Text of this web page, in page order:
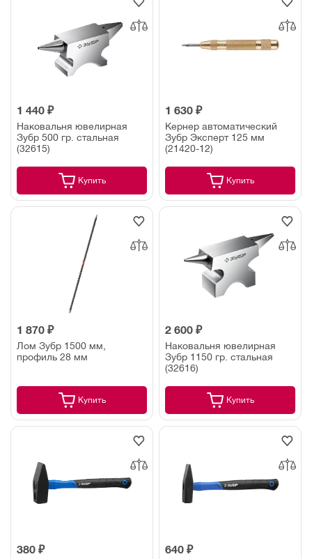
1 440 ₽
Наковальня ювелирная
Зубр 500 гр. стальная
(32615)
Купить
1 630 ₽
Кернер автоматический
Зубр Эксперт 125 мм
(21420-12)
Купить
1 870 ₽
Лом Зубр 1500 мм,
профиль 28 мм
Купить
2 600 ₽
Наковальня ювелирная
Зубр 1150 гр. стальная
(32616)
Купить
380 ₽ 640 ₽